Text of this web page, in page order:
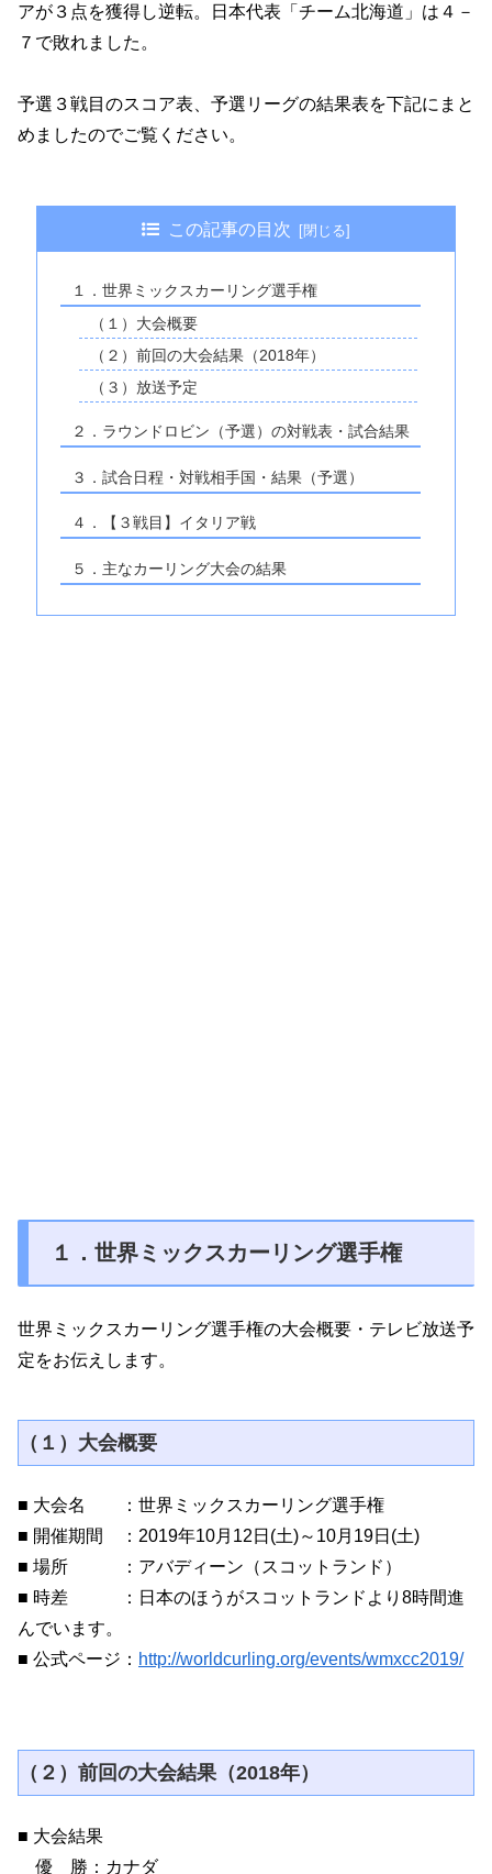
アが３点を獲得し逆転。日本代表「チーム北海道」は４－
７で敗れました。
予選３戦目のスコア表、予選リーグの結果表を下記にまと
めましたのでご覧ください。
この記事の目次
１．世界ミックスカーリング選手権
（１）大会概要
（２）前回の大会結果（2018年）
（３）放送予定
２．ラウンドロビン（予選）の対戦表・試合結果
３．試合日程・対戦相手国・結果（予選）
４．【３戦目】イタリア戦
５．主なカーリング大会の結果
１．世界ミックスカーリング選手権
世界ミックスカーリング選手権の大会概要・テレビ放送予
定をお伝えします。
（１）大会概要
■ 大会名 ：世界ミックスカーリング選手権
■ 開催期間 ：2019年10月12日(土)～10月19日(土)
■ 場所 ：アバディーン（スコットランド）
■ 時差 ：日本のほうがスコットランドより8時間進
んでいます。
■ 公式ページ： http://worldcurling.org/events/wmxcc2019/
（２）前回の大会結果（2018年）
■ 大会結果
優 勝：カナダ